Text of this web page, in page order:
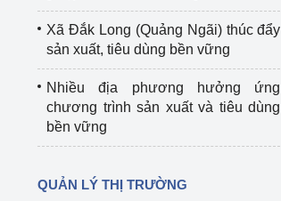
Xã Đắk Long (Quảng Ngãi) thúc đẩy
sản xuất, tiêu dùng bền vững
Nhiều địa phương hưởng ứng
chương trình sản xuất và tiêu dùng
bền vững
QUẢN LÝ THỊ TRƯỜNG